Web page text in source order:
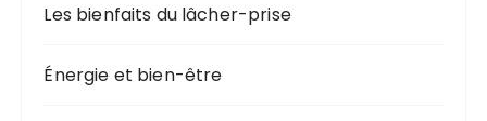
Les bienfaits du lâcher-prise
Énergie et bien-être